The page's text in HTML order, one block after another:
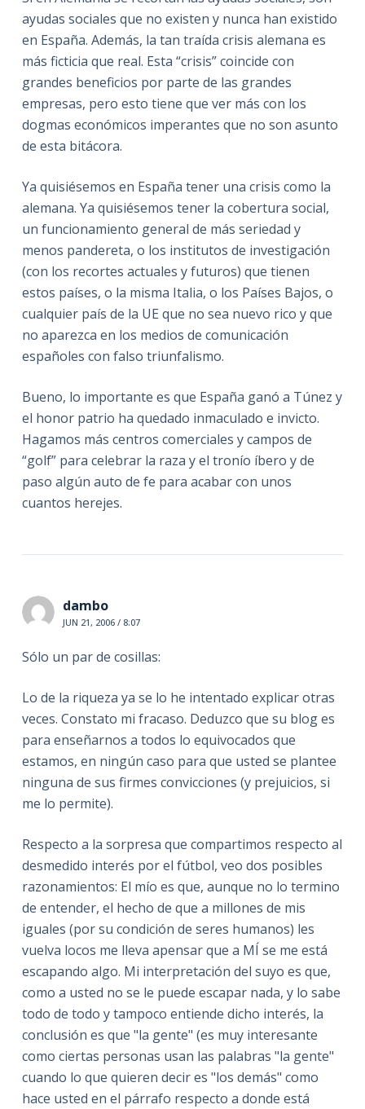
ayudas sociales que no existen y nunca han existido
en España. Además, la tan traída crisis alemana es
más ficticia que real. Esta “crisis” coincide con
grandes beneficios por parte de las grandes
empresas, pero esto tiene que ver más con los
dogmas económicos imperantes que no son asunto
de esta bitácora.
Ya quisiésemos en España tener una crisis como la
alemana. Ya quisiésemos tener la cobertura social,
un funcionamiento general de más seriedad y
menos pandereta, o los institutos de investigación
(con los recortes actuales y futuros) que tienen
estos países, o la misma Italia, o los Países Bajos, o
cualquier país de la UE que no sea nuevo rico y que
no aparezca en los medios de comunicación
españoles con falso triunfalismo.
Bueno, lo importante es que España ganó a Túnez y
el honor patrio ha quedado inmaculado e invicto.
Hagamos más centros comerciales y campos de
“golf” para celebrar la raza y el tronío íbero y de
paso algún auto de fe para acabar con unos
cuantos herejes.
dambo
JUN 21, 2006 / 8:07
Sólo un par de cosillas:
Lo de la riqueza ya se lo he intentado explicar otras
veces. Constato mi fracaso. Deduzco que su blog es
para enseñarnos a todos lo equivocados que
estamos, en ningún caso para que usted se plantee
ninguna de sus firmes convicciones (y prejuicios, si
me lo permite).
Respecto a la sorpresa que compartimos respecto al
desmedido interés por el fútbol, veo dos posibles
razonamientos: El mío es que, aunque no lo termino
de entender, el hecho de que a millones de mis
iguales (por su condición de seres humanos) les
vuelva locos me lleva apensar que a MÍ se me está
escapando algo. Mi interpretación del suyo es que,
como a usted no se le puede escapar nada, y lo sabe
todo de todo y tampoco entiende dicho interés, la
conclusión es que "la gente" (es muy interesante
como ciertas personas usan las palabras "la gente"
cuando lo que quieren decir es "los demás" como
hace usted en el párrafo respecto a donde está